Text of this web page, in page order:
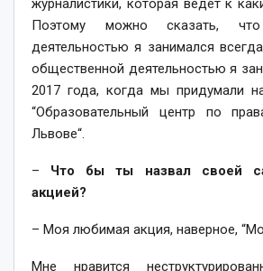
журналистики, которая ведет к
Поэтому можно сказать, что
деятельностью я занимался
общественной деятельностью я
2017 года, когда мы придумали
“Образовательный центр по
Львове“.
– Что бы ты назвал своей
акцией?
– Моя любимая акция, наверное,
Мне нравится